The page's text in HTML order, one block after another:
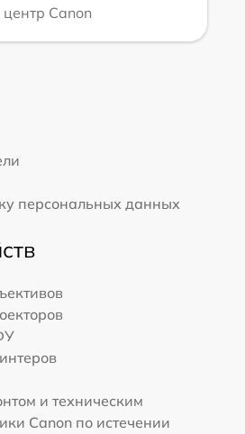
Canon
персональных данных
и техническим
Canon по истечении